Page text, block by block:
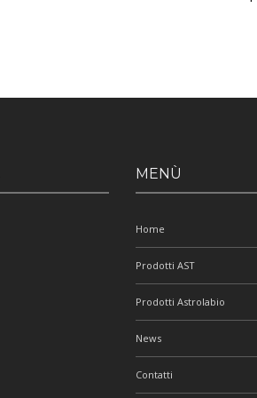
MENÙ
Home
Prodotti AST
Prodotti Astrolabio
News
Contatti